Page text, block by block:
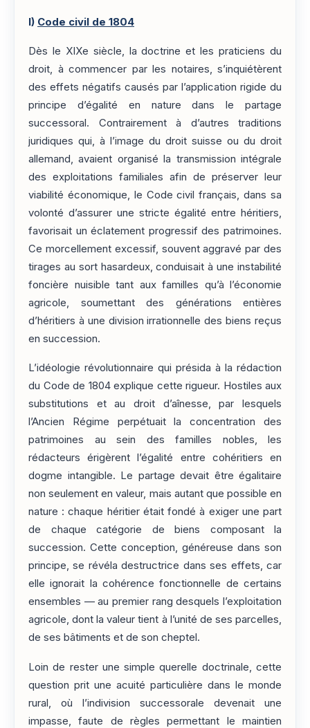
I) Code civil de 1804
Dès le XIXe siècle, la doctrine et les praticiens du
droit, à commencer par les notaires, s’inquiétèrent
des effets négatifs causés par l’application rigide du
principe d’égalité en nature dans le partage
successoral. Contrairement à d’autres traditions
juridiques qui, à l’image du droit suisse ou du droit
allemand, avaient organisé la transmission intégrale
des exploitations familiales afin de préserver leur
viabilité économique, le Code civil français, dans sa
volonté d’assurer une stricte égalité entre héritiers,
favorisait un éclatement progressif des patrimoines.
Ce morcellement excessif, souvent aggravé par des
tirages au sort hasardeux, conduisait à une instabilité
foncière nuisible tant aux familles qu’à l’économie
agricole, soumettant des générations entières
d’héritiers à une division irrationnelle des biens reçus
en succession.
L’idéologie révolutionnaire qui présida à la rédaction
du Code de 1804 explique cette rigueur. Hostiles aux
substitutions et au droit d’aînesse, par lesquels
l’Ancien Régime perpétuait la concentration des
patrimoines au sein des familles nobles, les
rédacteurs érigèrent l’égalité entre cohéritiers en
dogme intangible. Le partage devait être égalitaire
non seulement en valeur, mais autant que possible en
nature : chaque héritier était fondé à exiger une part
de chaque catégorie de biens composant la
succession. Cette conception, généreuse dans son
principe, se révéla destructrice dans ses effets, car
elle ignorait la cohérence fonctionnelle de certains
ensembles — au premier rang desquels l’exploitation
agricole, dont la valeur tient à l’unité de ses parcelles,
de ses bâtiments et de son cheptel.
Loin de rester une simple querelle doctrinale, cette
question prit une acuité particulière dans le monde
rural, où l’indivision successorale devenait une
impasse, faute de règles permettant le maintien